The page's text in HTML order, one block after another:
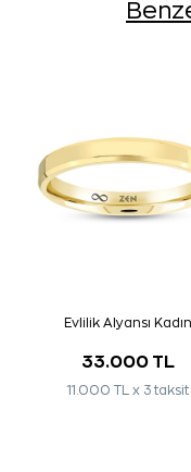
Evlilik Alyansı Kadın
33.000 TL
11.000 TL x 3 taksit